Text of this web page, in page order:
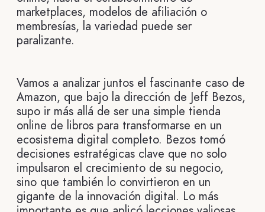
marketplaces, modelos de afiliación o
membresías, la variedad puede ser
paralizante.
Vamos a analizar juntos el fascinante caso de
Amazon, que bajo la dirección de Jeff Bezos,
supo ir más allá de ser una simple tienda
online de libros para transformarse en un
ecosistema digital completo. Bezos tomó
decisiones estratégicas clave que no solo
impulsaron el crecimiento de su negocio,
sino que también lo convirtieron en un
gigante de la innovación digital. Lo más